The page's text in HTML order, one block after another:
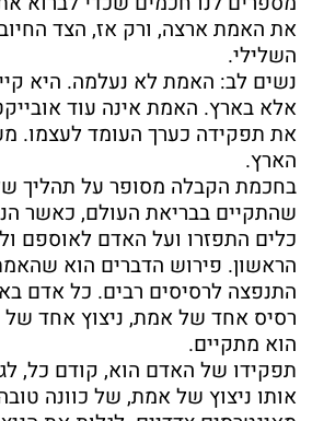
את האמת ארצה, ורק אז, הצד
השלילי.
נשים לב: האמת לא נעלמה. היא
אלא בארץ. האמת אינה עוד
את תפקידה כערך העומד לעצמו.
הארץ.
בחכמת הקבלה מסופר על תהליך
שהתקיים בבריאת העולם, כאשר
כלים התפזרו ועל האדם לאוספם
הראשון. פירוש הדברים הוא
התנפצה לרסיסים רבים. כל אדם
רסיס אחד של אמת, ניצוץ אחד של
הוא מתקיים.
תפקידו של האדם הוא, קודם כל,
אותו ניצוץ של אמת, של כוונה